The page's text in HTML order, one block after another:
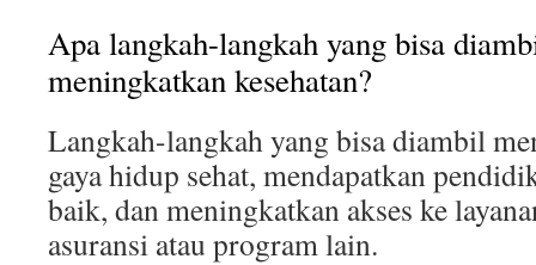
Apa langkah-langkah yang bisa
meningkatkan kesehatan?
Langkah-langkah yang bisa diambil
gaya hidup sehat, mendapatkan
baik, dan meningkatkan akses ke
asuransi atau program lain.